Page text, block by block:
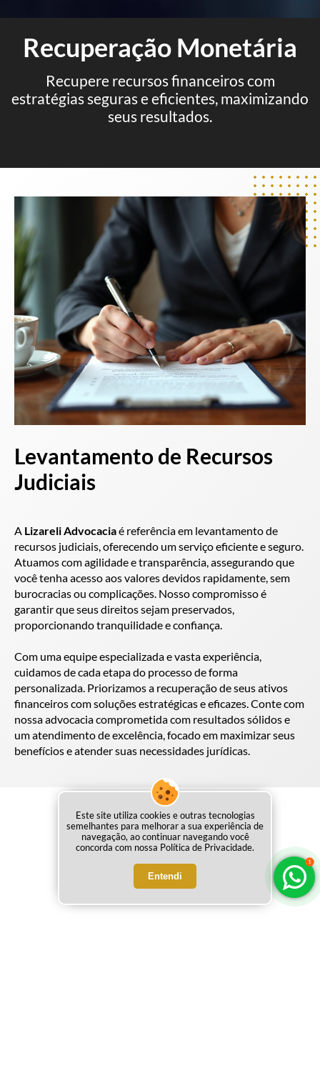
Recuperação Monetária
Recupere recursos financeiros com
estratégias seguras e eficientes, maximizando
seus resultados.
Levantamento de Recursos
Judiciais
A Lizareli Advocaciaé referência em levantamento de
recursos judiciais, oferecendo um serviço eficiente e seguro.
Atuamos com agilidade e transparência, assegurando que
você tenha acesso aos valores devidos rapidamente, sem
burocracias ou complicações. Nosso compromisso é
garantir que seus direitos sejam preservados,
proporcionando tranquilidade e confiança.
Com uma equipe especializada e vasta experiência,
cuidamos de cada etapa do processo de forma
personalizada. Priorizamos a recuperação de seus ativos
financeiros com soluções estratégicas e eficazes. Conte com
nossa advocacia comprometida com resultados sólidos e
um atendimento de excelência, focado em maximizar seus
benefícios e atender suas necessidades jurídicas.
Este site utiliza cookies e outras tecnologias
semelhantes para melhorar a sua experiência de
navegação, ao continuar navegando você
concorda com nossa Política de Privacidade.
Entendi